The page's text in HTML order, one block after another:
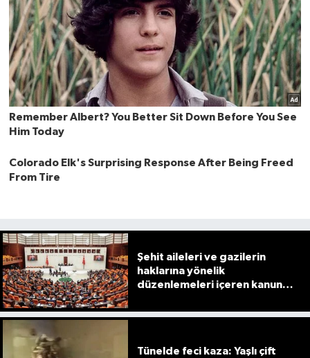
Şehit aileleri ve gazilerin
haklarına yönelik
düzenlemeleri içeren kanun
ediyor
Tünelde feci kaza: Yaşlı çift